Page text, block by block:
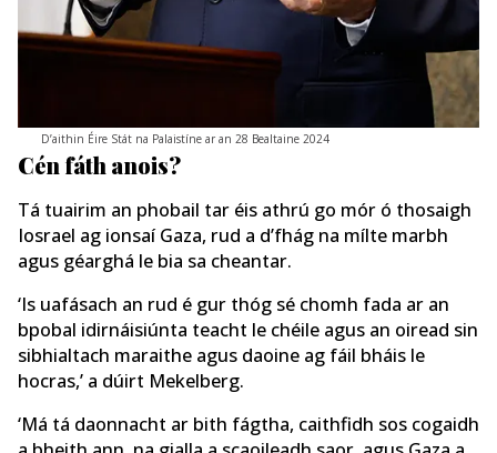
D’aithin Éire Stát na Palaistíne ar an 28 Bealtaine 2024
Cén fáth anois?
Tá tuairim an phobail tar éis athrú go mór ó thosaigh
Iosrael ag ionsaí Gaza, rud a d’fhág na mílte marbh
agus géarghá le bia sa cheantar.
‘Is uafásach an rud é gur thóg sé chomh fada ar an
bpobal idirnáisiúnta teacht le chéile agus an oiread sin
sibhialtach maraithe agus daoine ag fáil bháis le
hocras,’ a dúirt Mekelberg.
‘Má tá daonnacht ar bith fágtha, caithfidh sos cogaidh